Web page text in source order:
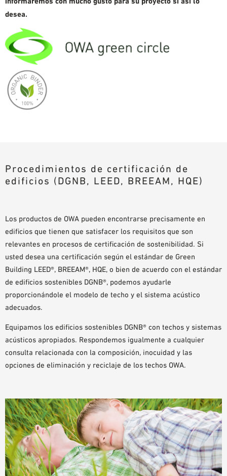
desea.
Procedimientos de certificación de
edificios (DGNB, LEED, BREEAM, HQE)
Los productos de OWA pueden encontrarse precisamente en
edificios que tienen que satisfacer los requisitos que son
relevantes en procesos de certificación de sostenibilidad. Si
usted desea una certificación según el estándar de Green
Building LEED®, BREEAM®, HQE, o bien de acuerdo con el estándar
de edificios sostenibles DGNB®, podemos ayudarle
proporcionándole el modelo de techo y el sistema acústico
adecuados.
Equipamos los edificios sostenibles DGNB® con techos y sistemas
acústicos apropiados. Respondemos igualmente a cualquier
consulta relacionada con la composición, inocuidad y las
opciones de eliminación y reciclaje de los techos OWA.